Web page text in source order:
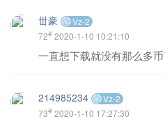
丗豪
Vz-2
72# 2020-1-10 10:21:10
一直想下载就没有那么多
214985234
Vz-2
73# 2020-1-10 17:27:30